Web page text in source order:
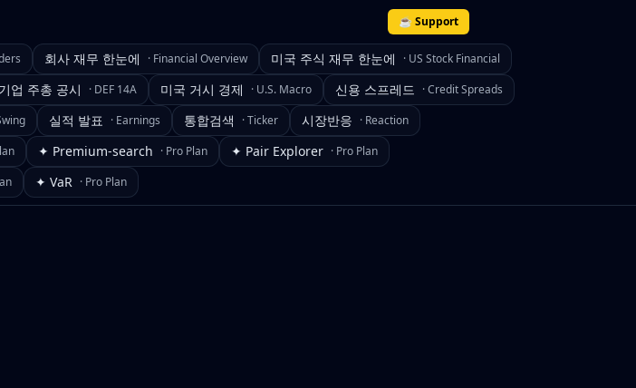
☕ Support
회사 재무 한눈에 · Financial Overview 미국 주식 재무 한눈에 · US Stock Financial
업 주총 공시 · DEF 14A 미국 거시 경제 · U.S. Macro 신용 스프레드 ·Credit Spreads
실적 발표 · Earnings 통합검색 ·Ticker 시장반응 · Reaction
✦ Premium-search · Pro Plan ✦ Pair Explorer · Pro Plan
✦ VaR · Pro Plan